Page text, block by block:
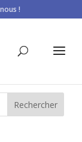
!
Rechercher